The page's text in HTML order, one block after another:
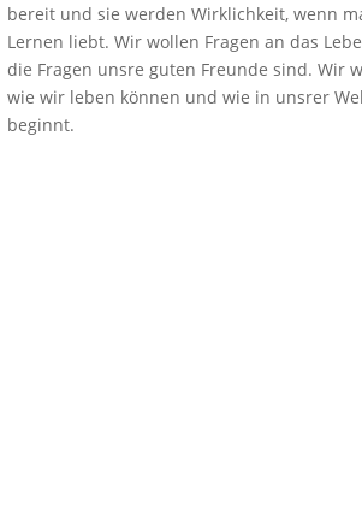
bereit und sie werden Wirklichkeit, wenn
Lernen liebt. Wir wollen Fragen an das
die Fragen unsre guten Freunde sind. Wir
wie wir leben können und wie in unsrer
beginnt.